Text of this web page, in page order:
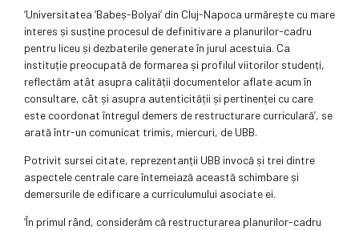
‘Universitatea ‘Babeș-Bolyai’ din Cluj-Napoca urmărește cu mare
interes și susține procesul de definitivare a planurilor-cadru
pentru liceu și dezbaterile generate în jurul acestuia. Ca
instituție preocupată de formarea și profilul viitorilor studenți,
reflectăm atât asupra calității documentelor aflate acum în
consultare, cât și asupra autenticității și pertinenței cu care
este coordonat întregul demers de restructurare curriculară’, se
arată într-un comunicat trimis, miercuri, de UBB.
Potrivit sursei citate, reprezentanții UBB invocă și trei dintre
aspectele centrale care întemeiază această schimbare și
demersurile de edificare a curriculumului asociate ei.
‘În primul rând, considerăm că restructurarea planurilor-cadru